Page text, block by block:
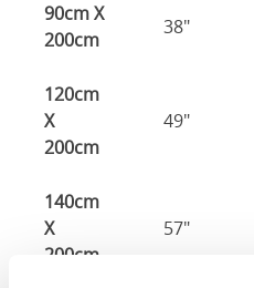
90cm X
200cm
38"
120cm
X
200cm
49"
140cm
X
200cm
57"